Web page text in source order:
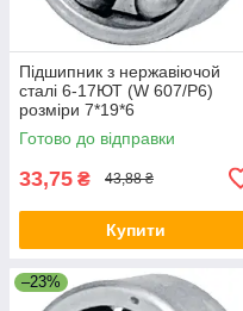
Підшипник з нержавіючой
сталі 6-17ЮТ (W 607/P6)
розміри 7*19*6
Готово до відправки
33,75 ₴ 43,88 ₴
Купити
–23%